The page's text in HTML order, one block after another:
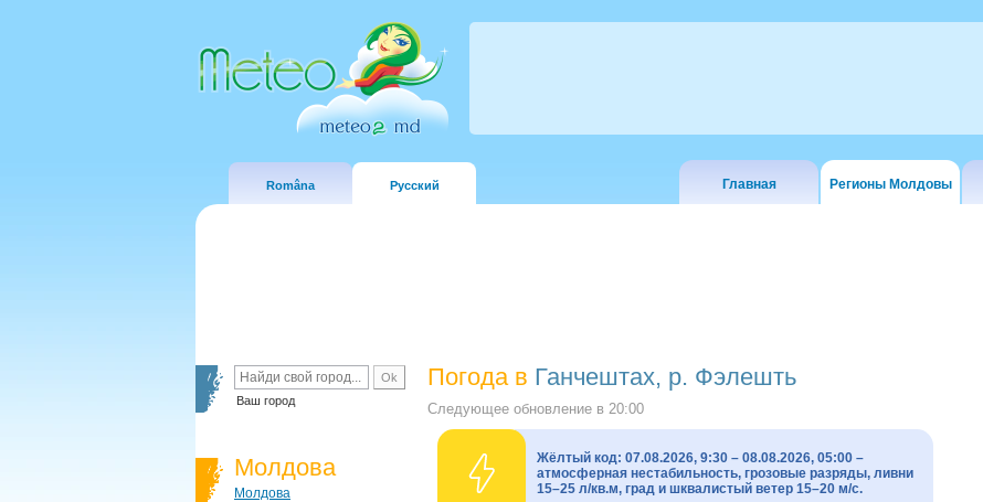
Româna Русский Главная Регионы Молдовы
Ваш город
Молдова
Молдова
Погода в Ганчештах, р. Фэлешть
Следующее обновление в 20:00
Жёлтый код: 07.08.2026, 9:30 – 08.08.2026, 05:00 –
атмосферная нестабильность, грозовые разряды, ливни
15–25 л/кв.м, град и шквалистый ветер 15–20 м/с.